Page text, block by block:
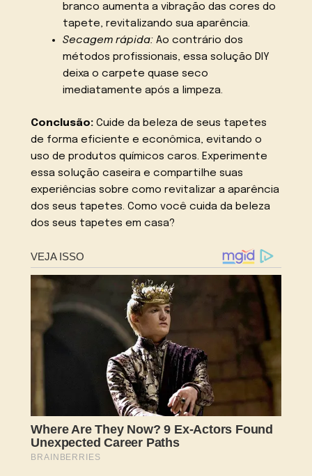
branco aumenta a vibração das cores do
tapete, revitalizando sua aparência.
Secagem rápida:Ao contrário dos
métodos profissionais, essa solução DIY
deixa o carpete quase seco
imediatamente após a limpeza.
Conclusão: Cuide da beleza de seus tapetes
de forma eficiente e econômica, evitando o
uso de produtos químicos caros. Experimente
essa solução caseira e compartilhe suas
experiências sobre como revitalizar a aparência
dos seus tapetes. Como você cuida da beleza
dos seus tapetes em casa?